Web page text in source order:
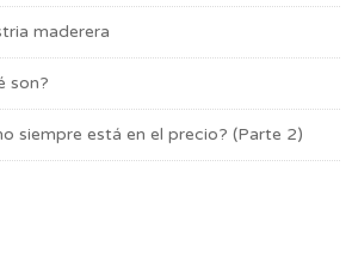
maderera
son?
siempre está en el precio? (Parte 2)